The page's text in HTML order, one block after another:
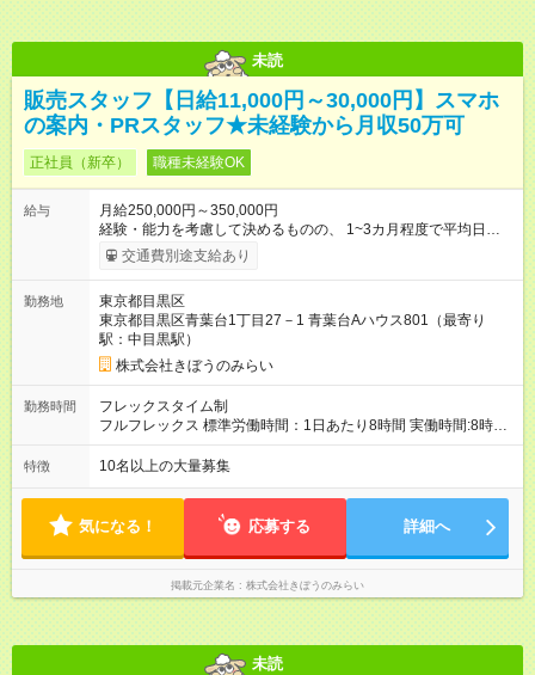
未読
販売スタッフ【日給11,000円～30,000円】スマホ
の案内・PRスタッフ★未経験から月収50万可
正社員（新卒） 職種未経験OK
給与
月給250,000円～350,000円
経験・能力を考慮して決めるものの、 1~3カ月程度で平均日給2
万程度まで昇格 【試用期間】試用期間あり 試用期間の長さ：1
ヶ月 雇用形態、給与は本採用時と同じです。
交通費別途支給あり
勤務地
東京都目黒区
東京都目黒区青葉台1丁目27－1 青葉台Aハウス801（最寄り
駅：中目黒駅）
株式会社きぼうのみらい
勤務時間
フレックスタイム制
フルフレックス 標準労働時間：1日あたり8時間 実働時間:8時間/
日/実働時間:7~8時間/日
特徴 10名以上の大量募集
気になる！ 応募する 詳細へ
掲載元企業名 株式会社きぼうのみらい
未読